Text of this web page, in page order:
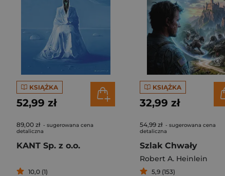
KSIĄŻKA
52,99 zł
89,00 zł - sugerowana cena
detaliczna
KANT Sp. z o.o.
10,0 (1)
KSIĄŻKA
32,99 zł
54,99 zł - sugerowana cena
detaliczna
Szlak Chwały
Robert A. Heinlein
5,9 (153)